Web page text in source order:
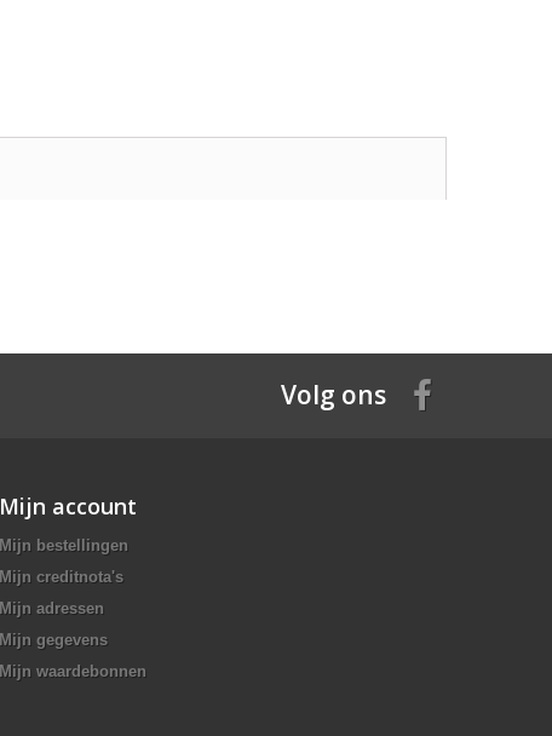
Volg ons
Mijn account
Mijn bestellingen
Mijn creditnota's
Mijn adressen
Mijn gegevens
Mijn waardebonnen